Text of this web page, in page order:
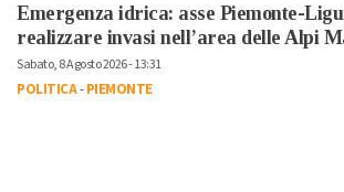
Emergenza idrica: asse Piemonte-
realizzare invasi nell’area delle Alpi
Sabato, 8 Agosto 2026 - 13:31
POLITICA-PIEMONTE